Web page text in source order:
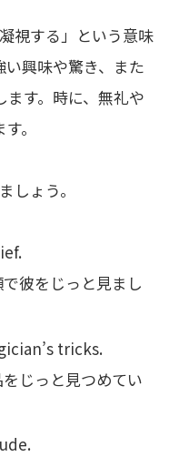
視する」という意味
興味や驚き、また
す。時に、無礼や
。
しょう。
彼をじっと見まし
tricks.
じっと見つめてい